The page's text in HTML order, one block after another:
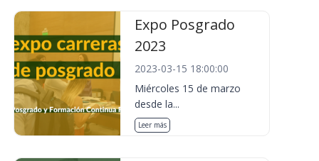
Expo Posgrado
2023
2023-03-15 18:00:00
Miércoles 15 de marzo
desde la...
Leer más